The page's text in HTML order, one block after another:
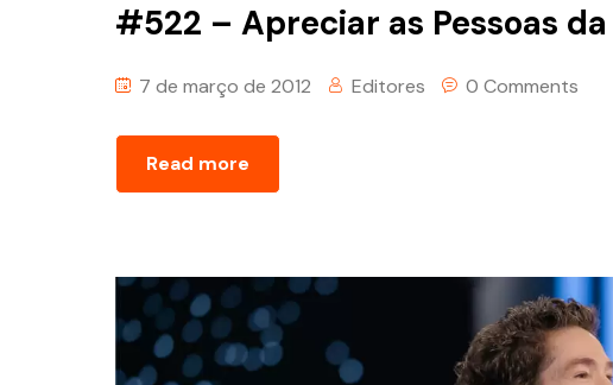
#522 – Apreciar as Pessoas
7 de março de 2012 Editores 0 Comments
Read more